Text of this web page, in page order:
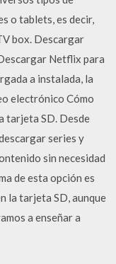
o tablets, es decir,
box. Descargar
Netflix para
a instalada, la
electrónico Cómo
tarjeta SD. Desde
series y
sin necesidad
de esta opción es
la tarjeta SD, aunque
a enseñar a